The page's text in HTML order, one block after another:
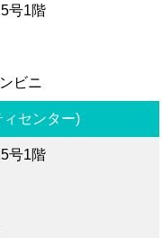
号1階
ビニ
ィセンター)
号1階